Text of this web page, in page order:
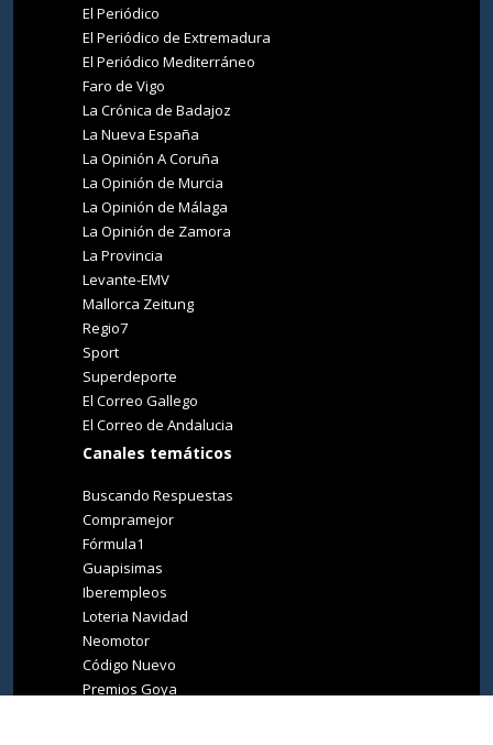
El Periódico
El Periódico de Extremadura
El Periódico Mediterráneo
Faro de Vigo
La Crónica de Badajoz
La Nueva España
La Opinión A Coruña
La Opinión de Murcia
La Opinión de Málaga
La Opinión de Zamora
La Provincia
Levante-EMV
Mallorca Zeitung
Regio7
Sport
Superdeporte
El Correo Gallego
El Correo de Andalucia
Canales temáticos
Buscando Respuestas
Compramejor
Fórmula1
Guapisimas
Iberempleos
Loteria Navidad
Neomotor
Código Nuevo
Premios Goya